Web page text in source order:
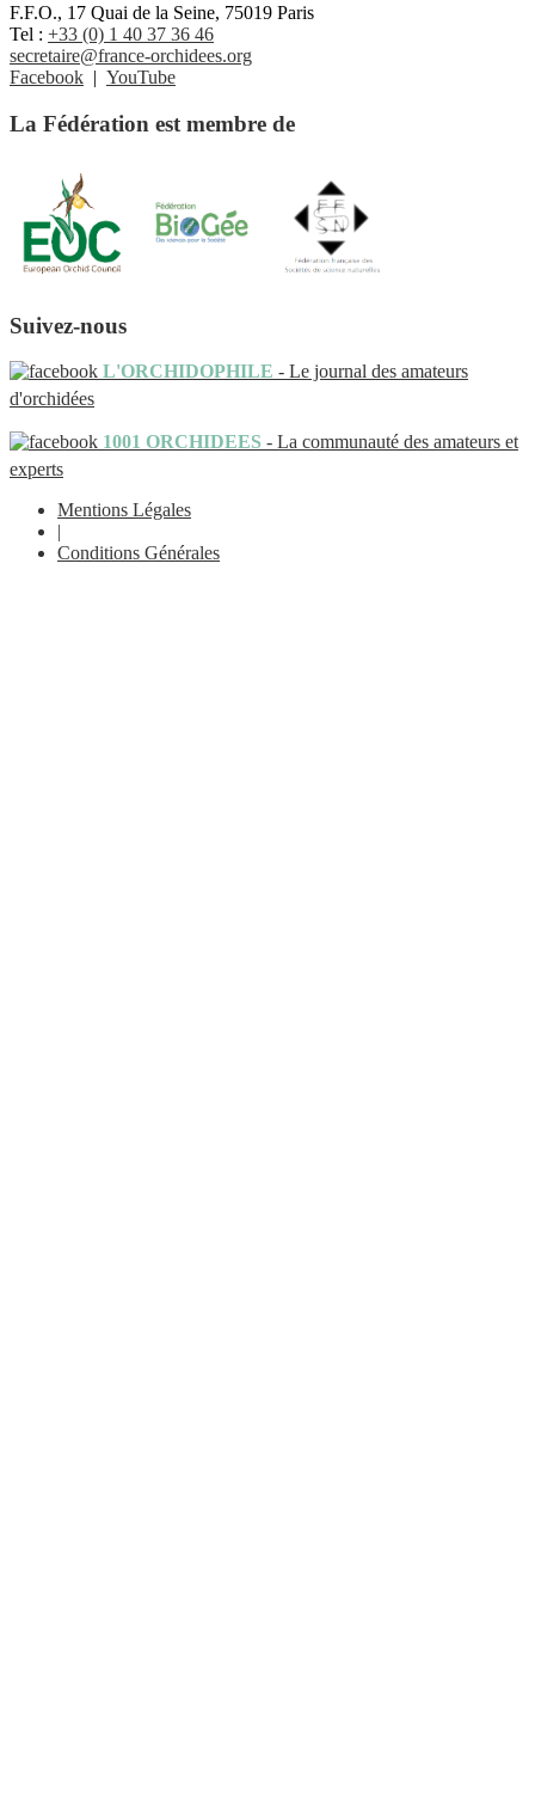
F.F.O., 17 Quai de la Seine, 75019 Paris
Tel : +33 (0) 1 40 37 36 46
secretaire@france-orchidees.org
Facebook | YouTube
La Fédération est membre de
Suivez-nous
L'ORCHIDOPHILE - Le journal des amateurs
d'orchidées
1001 ORCHIDEES - La communauté des amateurs et
experts
Mentions Légales
|
Conditions Générales